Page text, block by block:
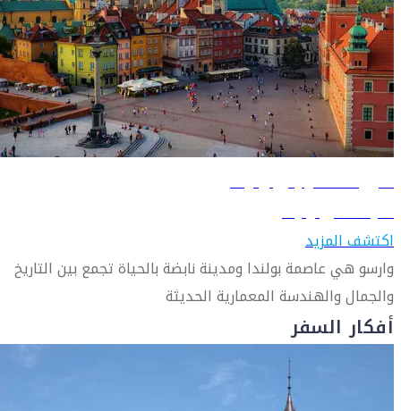
دليل السفر إلى وارسو
تعرّف على وارسو
اكتشف المزيد
وارسو هي عاصمة بولندا ومدينة نابضة بالحياة تجمع بين التاريخ
والجمال والهندسة المعمارية الحديثة
أفكار السفر